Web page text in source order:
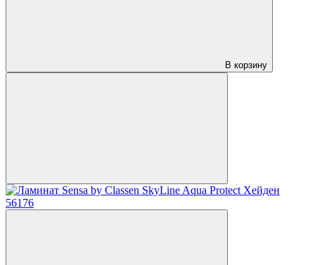
В корзину